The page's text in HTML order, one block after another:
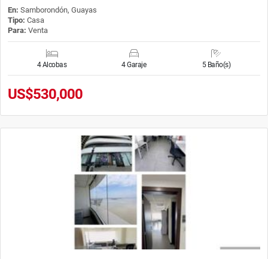
En: Samborondón, Guayas
Tipo: Casa
Para: Venta
4 Alcobas 4 Garaje 5 Baño(s)
US$530,000